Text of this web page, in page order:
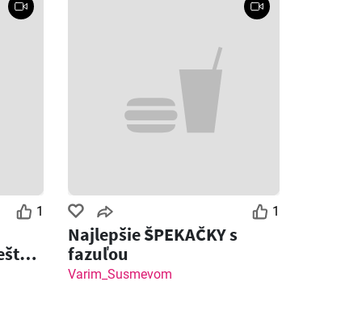
1 1
Najlepšie ŠPEKAČKY s
fazuľou
Varim_Susmevom